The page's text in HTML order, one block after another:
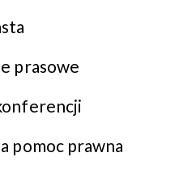
prasowe
pomoc prawna